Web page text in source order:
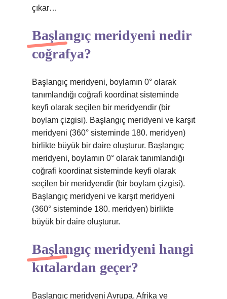
çıkar…
Başlangıç meridyeni nedir
coğrafya?
Başlangıç ​​meridyeni, boylamın 0° olarak
tanımlandığı coğrafi koordinat sisteminde
keyfi olarak seçilen bir meridyendir (bir
boylam çizgisi). Başlangıç ​​meridyeni ve karşıt
meridyeni (360° sisteminde 180. meridyen)
birlikte büyük bir daire oluşturur. Başlangıç ​​
meridyeni, boylamın 0° olarak tanımlandığı
coğrafi koordinat sisteminde keyfi olarak
seçilen bir meridyendir (bir boylam çizgisi).
Başlangıç ​​meridyeni ve karşıt meridyeni
(360° sisteminde 180. meridyen) birlikte
büyük bir daire oluşturur.
Başlangıç meridyeni hangi
kıtalardan geçer?
Başlangıç ​​meridyeni Avrupa, Afrika ve